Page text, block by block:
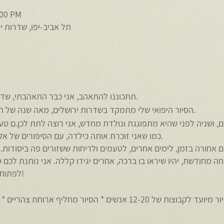
PM
תל אביב-יפו, שדרות ירושלים 9, תל
תתכוננו להתאהב, אני כבר התאהבתי, שדרות ירושלים, לא מה שחשבתם.
הסיור היפואי שלי מתמקד בשדרות ירושלים, מאה שנה של תרבות, עולם מופלא שהיה ואינו.
ושניה לפני שהיא מתפוגגת ונולדת מחדש, אני רוצה לתת
כמו שאני זוכרת אותה כילדה, עם הסיפורים של אלה שעשו אותה למה שהיא היום.
מחודשת, יהיו שיראו בו ברכה, אחרים יגידו קללה. אני נותנת
לפתוח לכן את התאבון ואת הסקרנות!
משך הסיור כשלוש שעות * הסיור מיועד לקבוצות של 12-20 אנשים *